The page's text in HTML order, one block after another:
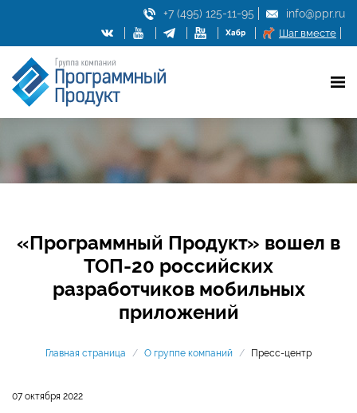
+7 (495) 125-11-95 info@ppr.ru
Шаг вместе
«Программный Продукт» вошел в
ТОП-20 российских
разработчиков мобильных
приложений
Главная страница / О группе компаний / Пресс-центр
07 октября 2022